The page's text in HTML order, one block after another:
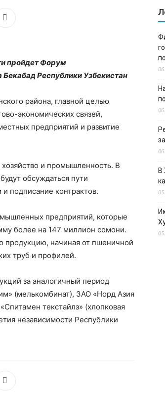
пройдет Форум
Республики Узбекистан
района, главной целью
экономических связей,
предприятий и развитие
и промышленность. В
обсуждаться пути
подписание контрактов.
предприятий, которые
более на 147 миллион сомони.
продукцию, начиная от пшеничной
труб и профилей.
за аналогичный период
(мелькомбинат), ЗАО «Норд Азия
текстайлз» (хлопковая
независимости Республики
В